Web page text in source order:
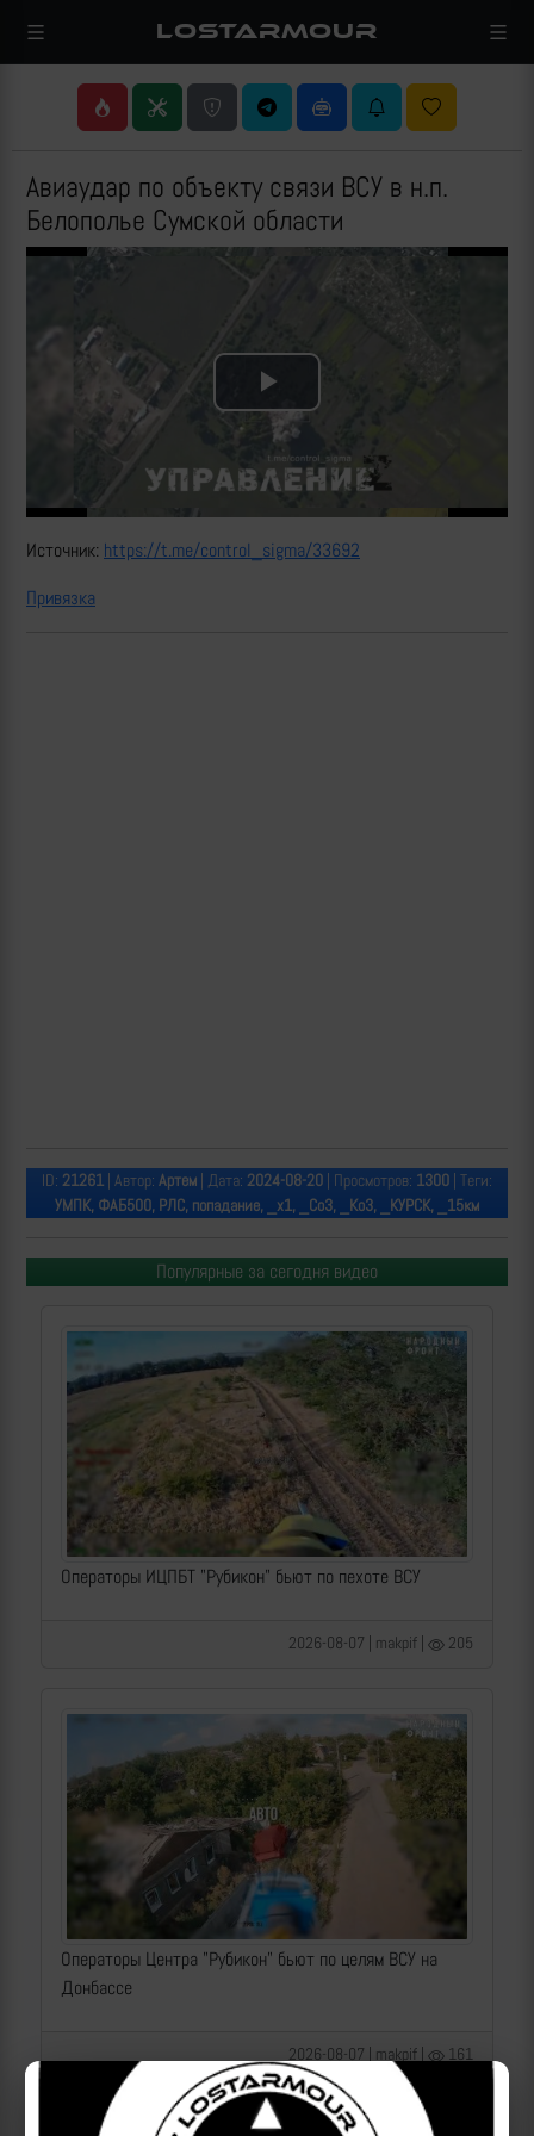
LOSTARMOUR
Авиаудар по объекту связи ВСУ в н.п.
Белополье Сумской области
Play
Video
Источник: https://t.me/control_sigma/33692
Привязка
ID: 21261 | Автор: Артем | Дата: 2024-08-20 | Просмотров: 1300 | Теги:
УМПК, ФАБ500, РЛС, попадание, _х1, _СоЗ, _КоЗ, _КУРСК, _15км
Популярные за сегодня видео
Операторы ИЦПБТ "Рубикон" бьют по пехоте ВСУ
2026-08-07 | makpif | 205
Операторы Центра "Рубикон" бьют по целям ВСУ на
Донбассе
2026-08-07 | makpif | 161